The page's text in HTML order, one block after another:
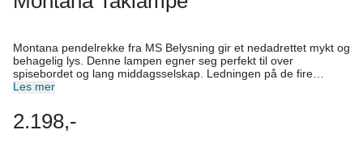
Montana pendelrekke fra MS Belysning gir et nedadrettet mykt og
behagelig lys. Denne lampen egner seg perfekt til over
spisebordet og lang middagsselskap. Ledningen på de fire
pendlene kan justeres etter ønske. Ha det slik som på bildet eller
Les mer
2.198,-